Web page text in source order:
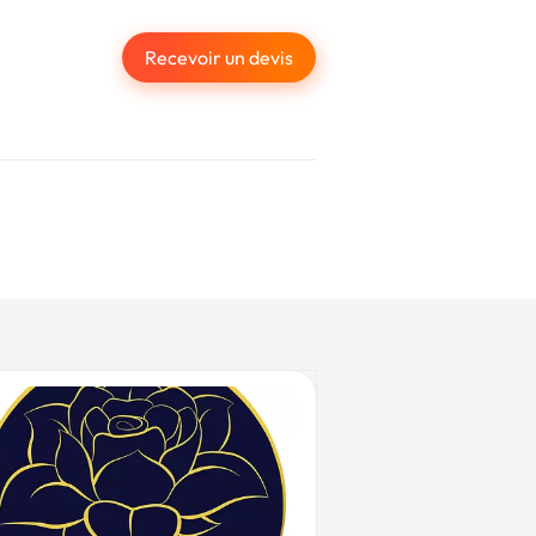
Recevoir un devis